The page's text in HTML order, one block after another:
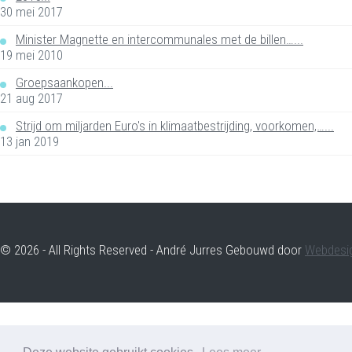
30 mei 2017
Minister Magnette en intercommunales met de billen…...
19 mei 2010
Groepsaankopen...
21 aug 2017
Strijd om miljarden Euro's in klimaatbestrijding, voorkomen,…...
13 jan 2019
© 2026 - All Rights Reserved - André Jurres Gebouwd door